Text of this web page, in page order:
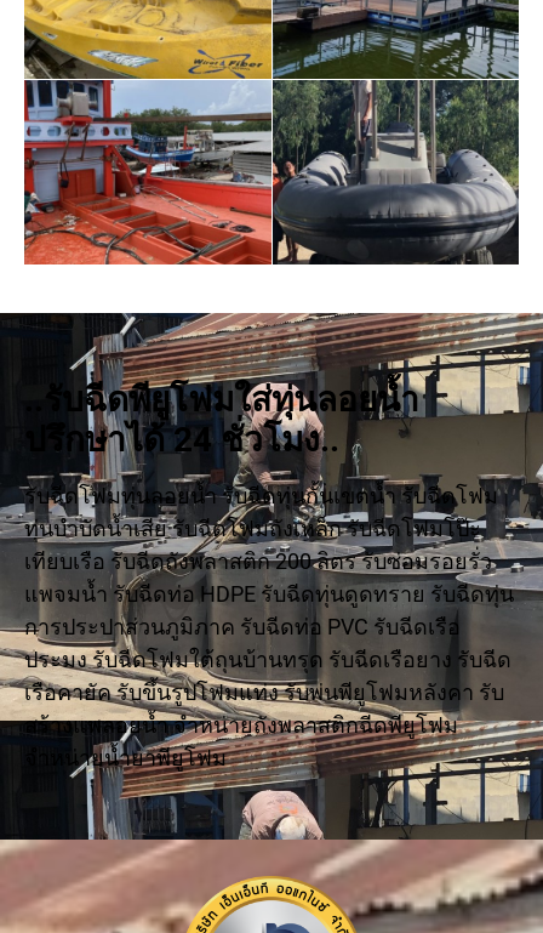
..รับฉีดพียูโฟมใส่ทุ่นลอยน้ำ
ปรึกษาได้ 24 ชั่วโมง..
รับฉีดโฟมทุ่นลอยน้ำ รับฉีดทุ่นกั้นเขตน้ำ รับฉีดโฟม
ทุ่นบำบัดน้ำเสีย รับฉีดโฟมถังเหล็ก รับฉีดโฟมโป๊ะ
เทียบเรือ รับฉีดถังพลาสติก 200 ลิตร รับซ่อมรอยรั่ว
แพจมน้ำ รับฉีดท่อ HDPE รับฉีดทุ่นดูดทราย รับฉีดทุ่น
การประปาส่วนภูมิภาค รับฉีดท่อ PVC รับฉีดเรือ
ประมง รับฉีดโฟมใต้ถุนบ้านทรุด รับฉีดเรือยาง รับฉีด
เรือคายัค รับขึ้นรูปโฟมแท่ง รับพ่นพียูโฟมหลังคา รับ
สร้างแพลอยน้ำ จำหน่ายถังพลาสติกฉีดพียูโฟม
จำหน่ายน้ำยาพียูโฟม